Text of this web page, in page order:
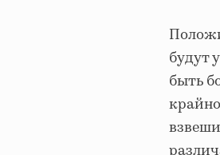
будут
быть